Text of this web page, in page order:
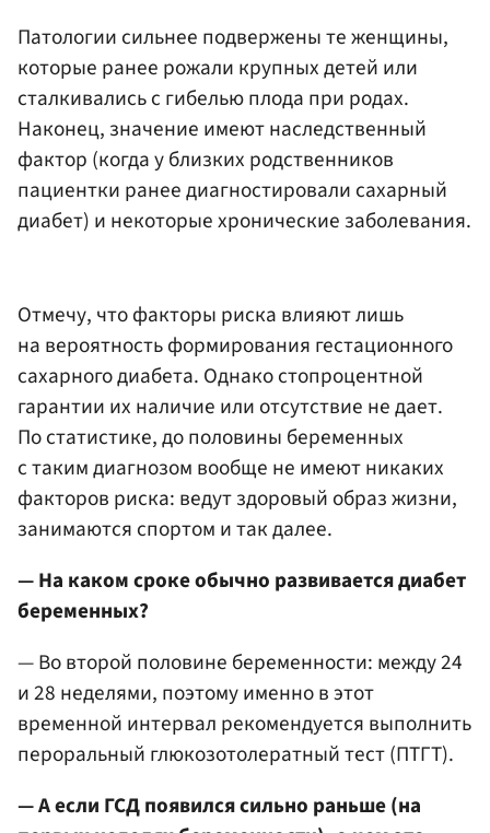
Патологии сильнее подвержены те женщины,
которые ранее рожали крупных детей или
сталкивались с гибелью плода при родах.
Наконец, значение имеют наследственный
фактор (когда у близких родственников
пациентки ранее диагностировали сахарный
диабет) и некоторые хронические заболевания.
Отмечу, что факторы риска влияют лишь
на вероятность формирования гестационного
сахарного диабета. Однако стопроцентной
гарантии их наличие или отсутствие не дает.
По статистике, до половины беременных
с таким диагнозом вообще не имеют никаких
факторов риска: ведут здоровый образ жизни,
занимаются спортом и так далее.
— На каком сроке обычно развивается диабет
беременных?
— Во второй половине беременности: между 24
и 28 неделями, поэтому именно в этот
временной интервал рекомендуется выполнить
пероральный глюкозотолератный тест (ПТГТ).
— А если ГСД появился сильно раньше (на